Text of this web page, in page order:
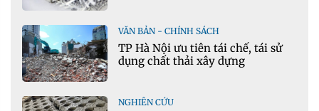
VĂN BẢN - CHÍNH SÁCH
TP Hà Nội ưu tiên tái chế, tái sử
dụng chất thải xây dựng
NGHIÊN CỨU